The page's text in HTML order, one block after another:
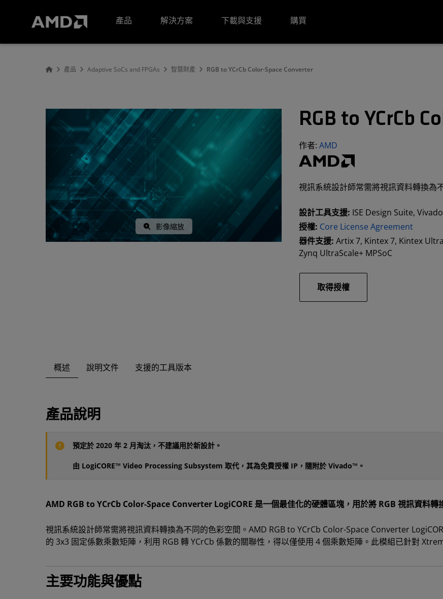
產品
解決方案 下載與支援 購買
產品 Adaptive SoCs and FPGAs 智慧財產 RGB to YCrCb Color-Space Converter
影像縮放
RGB to YCrCb
作者:AMD
視訊系統設計師常需將視訊資料轉換為
設計工具支援: ISE Design Suite,
授權: Core License Agreement
器件支援:Artix 7, Kintex 7, Kintex
Zynq UltraScale+ MPSoC
取得授權
概述 說明文件 支援的工具版本
產品說明
預定於 2020 年 2 月淘汰，不建議用於新設計。
由 LogiCORE™ Video Processing Subsystem 取代，其為免費授權 IP，隨附於 Vivado™。
AMD RGB to YCrCb Color-Space Converter LogiCORE 是一個最佳化的硬體區塊，用於將 RGB 視訊資料轉
視訊系統設計師常需將視訊資料轉換為不同的色彩空間。AMD RGB to YCrCb Color-Space Converter
的 3x3 固定係數乘數矩陣，利用 RGB 轉 YCrCb 係數的關聯性，得以僅使用 4 個乘數矩陣。此模組已針對
主要功能與優點